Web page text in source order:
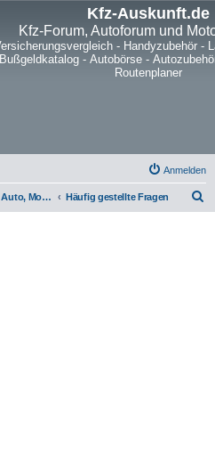
Kfz-Auskunft.de
Kfz-Forum, Autoforum und
- Handyzubehör -
Bußgeldkatalog- Autobörse-
Routenplaner
Anmelden
Kfz Forum - Auto, Motorrad und LKW Häufig gestellte Fragen